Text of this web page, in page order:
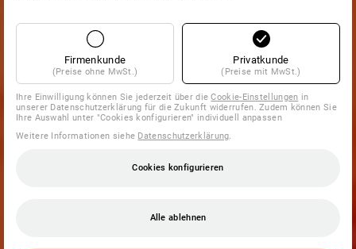
Firmenkunde
(Preise ohne MwSt.)
Privatkunde
(Preise mit MwSt.)
Ihre Einwilligung können Sie jederzeit über dieCookie-Einstellungen in
unserer Datenschutzerklärung für die Zukunft widerrufen. Zudem können Sie
Ihre Auswahl unter "Cookies konfigurieren" individuell anpassen
Weitere Informationen siehe Datenschutzerklärung.
Cookies konfigurieren
Alle ablehnen